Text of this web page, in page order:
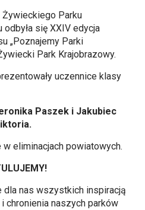
Parku
się XXIV edycja
„Poznajemy Parki
Park Krajobrazowy.
uczennice klasy
Paszek i Jakubiec
w eliminacjach powiatowych.
dla nas wszystkich inspiracją
chronienia naszych parków